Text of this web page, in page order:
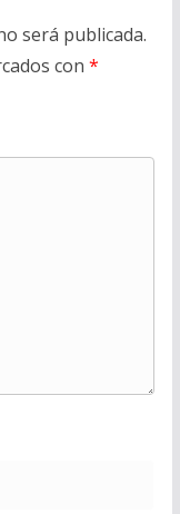
será publicada.
con *